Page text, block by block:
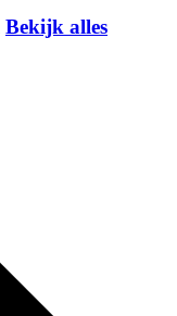
Bekijk alles